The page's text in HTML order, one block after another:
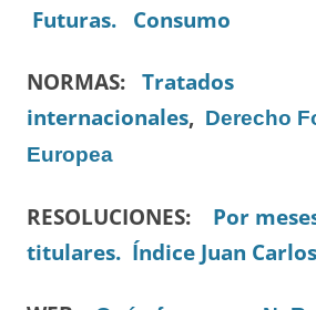
Futuras.
Consumo
NORMAS: Tratados
internacionales, Derecho
Europea
RESOLUCIONES: Por
titulares. Índice Juan